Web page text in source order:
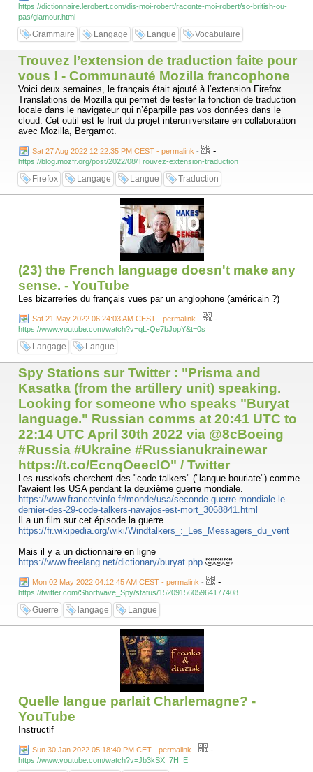
de gramaire, probablement par croisement avec un mot de la famille de
grimace, qui remonte au francique *grima « masque, grimage ».
Quant à gramaire, il provient du latin (ars) grammatica : « (l’art) des
lettres », calque du grec γραμματική (τέχνη) (grammatikḗ tékhnē), de
même sens. C'est un dérivé de γράμμα (gramma) « ligne, inscription »,
de la même famille que le verbe γράφω (gráphō) « graver » (d’où
graphie et nos mots en -graphe).
Peut-être que cette étymologie vous invitera à reconsidérer la
sensualité, le pouvoir envoûteur, le glamour de vos grimoires de
grammaire !
https://dictionnaire.lerobert.com/dis-moi-robert/raconte-moi-robert/so-british-ou-
pas/glamour.html
Grammaire Langage Langue Vocabulaire
Trouvez l’extension de traduction faite pour
vous ! - Communauté Mozilla francophone
Voici deux semaines, le français était ajouté à l’extension Firefox
Translations de Mozilla qui permet de tester la fonction de traduction
locale dans le navigateur qui n’éparpille pas vos données dans le
cloud. Cet outil est le fruit du projet interuniversitaire en collaboration
avec Mozilla, Bergamot.
Sat 27 Aug 2022 12:22:35 PM CEST - permalink - -
https://blog.mozfr.org/post/2022/08/Trouvez-extension-traduction
Firefox Langage Langue Traduction
(23) the French language doesn't make any
sense. - YouTube
Les bizarreries du français vues par un anglophone (américain ?)
Sat 21 May 2022 06:24:03 AM CEST - permalink - -
https://www.youtube.com/watch?v=qL-Qe7bJopY&t=0s
Langage Langue
Spy Stations sur Twitter : "Prisma and
Kasatka (from the artillery unit) speaking.
Looking for someone who speaks "Buryat
language." Russian comms at 20:41 UTC to
22:14 UTC April 30th 2022 via @8cBoeing
#Russia #Ukraine #Russianukrainewar
https://t.co/EcnqOeeclO" / Twitter
Les russkofs cherchent des "code talkers" ("langue bouriate") comme
l'avaient les USA pendant la deuxième guerre mondiale.
https://www.francetvinfo.fr/monde/usa/seconde-guerre-mondiale-le-
dernier-des-29-code-talkers-navajos-est-mort_3068841.html
Il a un film sur cet épisode la guerre
https://fr.wikipedia.org/wiki/Windtalkers_:_Les_Messagers_du_vent
Mais il y a un dictionnaire en ligne
https://www.freelang.net/dictionary/buryat.php 🤣🤣🤣
Mon 02 May 2022 04:12:45 AM CEST - permalink - -
https://twitter.com/Shortwave_Spy/status/1520915605964177408
Guerre langage Langue
Quelle langue parlait Charlemagne? -
YouTube
Instructif
Sun 30 Jan 2022 05:18:40 PM CET - permalink - -
https://www.youtube.com/watch?v=Jb3kSX_7H_E